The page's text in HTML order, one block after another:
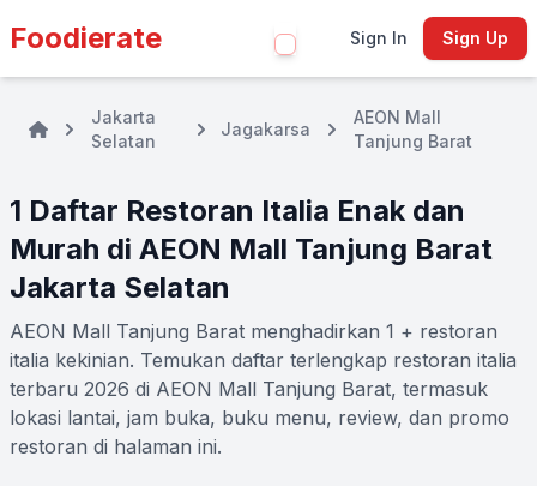
Foodierate Sign In Sign Up
Jakarta
Selatan
Jagakarsa
AEON Mall
Tanjung Barat
1 Daftar Restoran Italia Enak dan
Murah di AEON Mall Tanjung Barat
Jakarta Selatan
AEON Mall Tanjung Barat menghadirkan 1 + restoran
italia kekinian. Temukan daftar terlengkap restoran italia
terbaru 2026 di AEON Mall Tanjung Barat, termasuk
lokasi lantai, jam buka, buku menu, review, dan promo
restoran di halaman ini.